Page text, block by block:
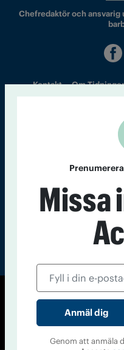
Chefredaktör och ansvarig
Kontakt Om
Accent
©
Cookiepolicy
Missa
Genom att anmäla